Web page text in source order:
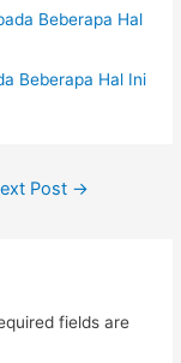
Beberapa Hal Ini
Post →
fields are